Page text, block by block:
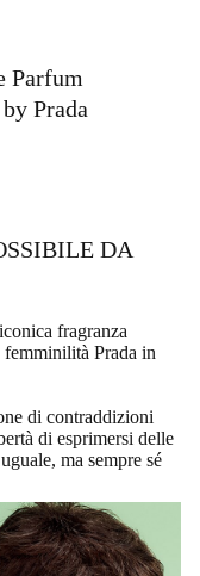
Parfum
Prada
DA
fragranza
femminilità Prada in
di contraddizioni
di esprimersi delle
ma sempre sé